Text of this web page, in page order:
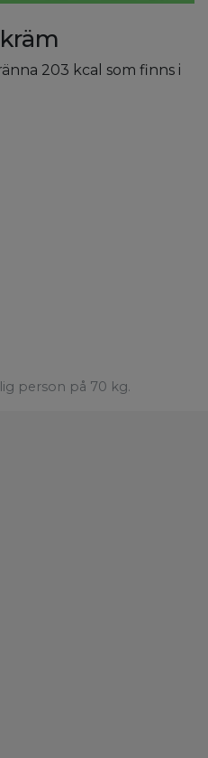
203 kcal som finns i
person på 70 kg.